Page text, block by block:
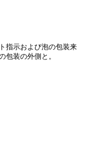
指示および泡の包装来
包装の外側と。